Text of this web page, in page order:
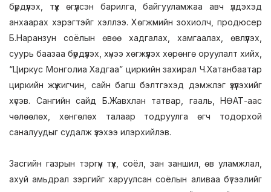
бүрдүүлэх, түүх өгүүлсэн барилга, байгууламжаа авч үлдэхэд
анхаарах хэрэгтэйг хэллээ. Хөгжмийн зохиолч, продюсер
Б.Наранзун соёлын өвөө хадгалах, хамгаалах, өвлүүлэх,
суурь баазаа бүрдүүлэх, хүнээ хөгжүүлэх хөрөнгө оруулалт хийх,
“Циркус Монголиа Хадгаа” циркийн захирал Ч.Хатанбаатар
циркийн жүжигчин, сайн багш бэлтгэхэд дэмжлэг үзүүлэхийг
хүсэв. Сангийн сайд Б.Жавхлан татвар, гааль, НӨАТ-аас
чөлөөлөх, хөнгөлөх талаар тодруулга өгч тодорхой
саналуудыг судалж үзэхээ илэрхийлэв.
Засгийн газрын тэргүүн түүх, соёл, зан заншил, өв уламжлал,
ахуй амьдрал зэргийг харуулсан соёлын аливаа бүтээлийг